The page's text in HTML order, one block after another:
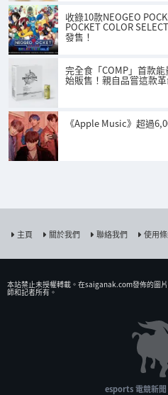
收錄10款NEOGEO
POCKET COLOR
發售！
完全食「COMP」首款
始販售！親自品嘗這款
《Apple Music》超過
主頁 關於我們 聯絡我們 使用
本站禁止未授權𨍭載。在saiganak.com發佈的圖
師和記者所有。
esports 電競新